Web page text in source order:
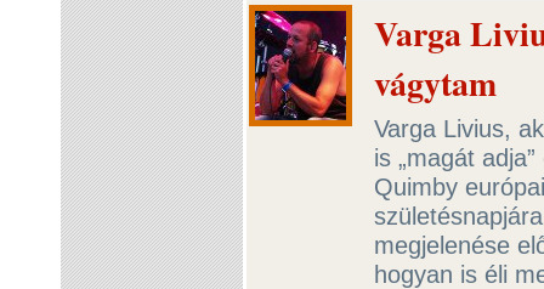
Varga
vágytam
Varga Livius,
is „magát
Quimby
megjelenése
hogyan is éli